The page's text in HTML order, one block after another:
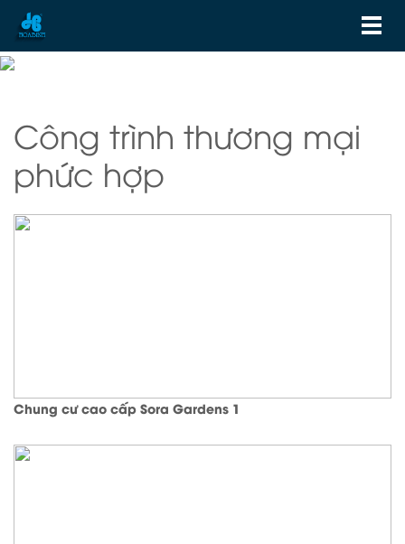
Công trình thương mại
phức hợp
Chung cư cao cấp Sora Gardens 1